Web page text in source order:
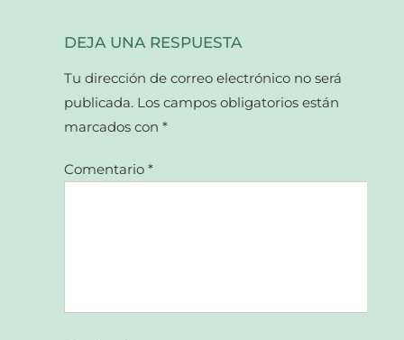
DEJA UNA RESPUESTA
Tu dirección de correo electrónico no será
publicada. Los campos obligatorios están
marcados con*
Comentario*